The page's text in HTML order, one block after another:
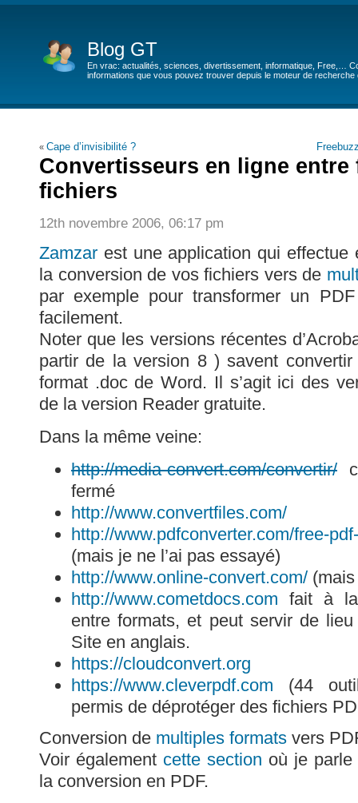
Blog GT
En vrac: actualités, sciences, divertissement, informatique, Free,…
informations que vous pouvez trouver depuis le moteur de recherche
« Cape d’invisibilité ?
Convertisseurs en ligne entre
fichiers
12th novembre 2006, 06:17 pm
Zamzar est une application qui effectue
la conversion de vos fichiers vers de
par exemple pour transformer un
facilement.
Noter que les versions récentes
partir de la version 8 ) savent
format .doc de Word. Il s’agit ici des
de la version Reader gratuite.
Dans la même veine:
http://media-convert.com/convertir/
fermé
http://www.convertfiles.com/
http://www.pdfconverter.com/free-
(mais je ne l’ai pas essayé)
http://www.online-convert.com/
http://www.cometdocs.com fait à la
entre formats, et peut servir de
Site en anglais.
https://cloudconvert.org
https://www.cleverpdf.com (44
permis de déprotéger des fichiers
Conversion de multiples formats vers
Voir également cette section où je parle
la conversion en PDF.